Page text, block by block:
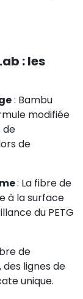
: les
: Bambu
modifiée
de
de
: La fibre de
à la surface
du PETG
de
lignes de
unique.